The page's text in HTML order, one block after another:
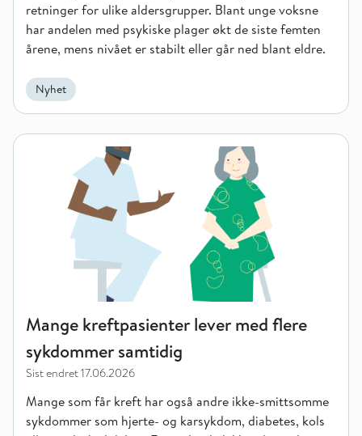
retninger for ulike aldersgrupper. Blant unge voksne
har andelen med psykiske plager økt de siste femten
årene, mens nivået er stabilt eller går ned blant eldre.
Nyhet
Mange kreftpasienter lever med flere sykdommer samtidig
Mange kreftpasienter lever med flere
sykdommer samtidig
Sist endret17.06.2026
Mange som får kreft har også andre ikke-smittsomme
sykdommer som hjerte- og karsykdom, diabetes, kols